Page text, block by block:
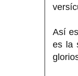
Así
es la